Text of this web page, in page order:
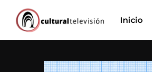
contenido
Inicio